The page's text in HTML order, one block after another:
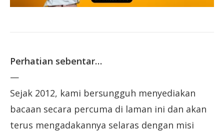
Perhatian sebentar…
—
Sejak 2012, kami bersungguh menyediakan
bacaan secara percuma di laman ini dan akan
terus mengadakannya selaras dengan misi